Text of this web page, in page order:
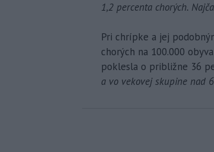
1,2 percenta chorých.
Pri chrípke a jej
chorých na 100.000
poklesla o približne 36
a vo vekovej skupine nad